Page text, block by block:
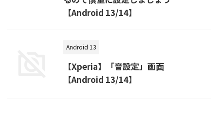
【Android 13/14】
Android 13
【Xperia】「音設定」画面
【Android 13/14】